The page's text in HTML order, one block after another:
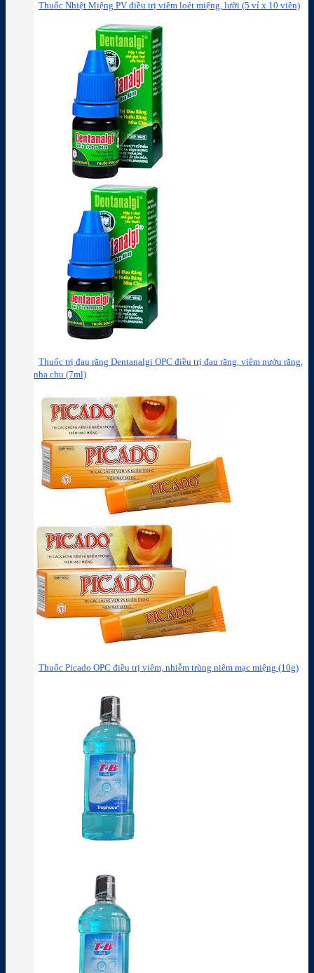
Thuốc Nhiệt Miệng PV điều trị viêm loét miệng, lưỡi (5 vỉ x 10 viên)
Thuốc trị đau răng Dentanalgi OPC điều trị đau răng, viêm nướu răng,
nha chu (7ml)
Thuốc Picado OPC điều trị viêm, nhiễm trùng niêm mạc miệng (10g)